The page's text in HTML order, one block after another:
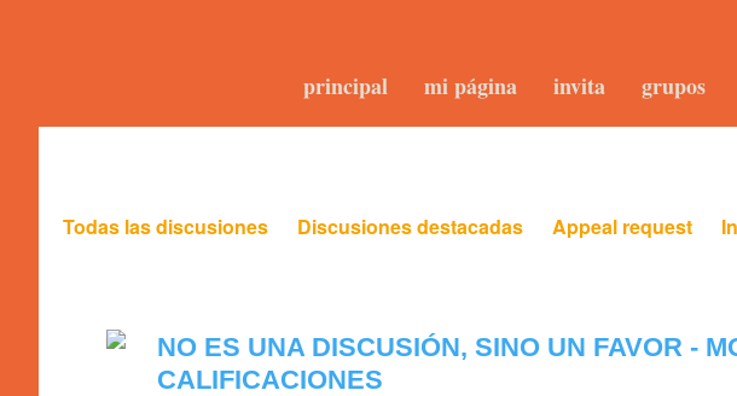
principal mi página invita grupos
Todas las discusiones Discusiones destacadas Appeal request
NO ES UNA DISCUSIÓN, SINO UN FAVOR -
CALIFICACIONES